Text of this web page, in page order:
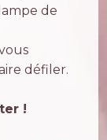
de
défiler.
!